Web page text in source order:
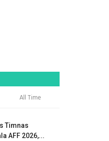
All Time
Timnas
AFF 2026,...